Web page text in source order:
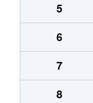
5
6
7
8